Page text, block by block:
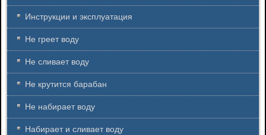
Инструкции и эксплуатация
Не греет воду
Не сливает воду
Не крутится барабан
Не набирает воду
Набирает и сливает воду